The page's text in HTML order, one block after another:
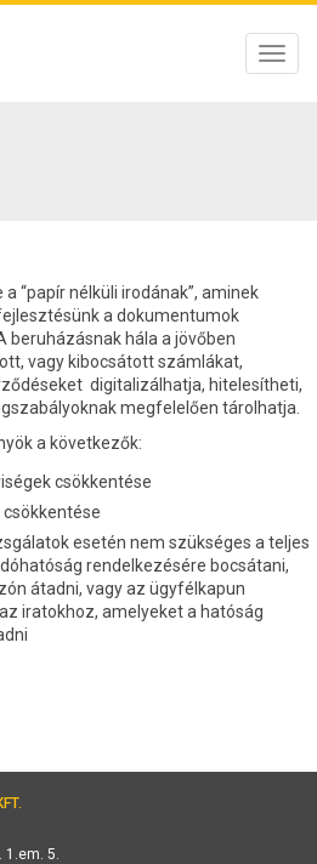
“papír nélküli irodának”, aminek
a dokumentumok
beruházásnak hála a jövőben
vagy kibocsátott számlákat,
digitalizálhatja, hitelesítheti,
megfelelően tárolhatja.
a következők:
csökkentése
esetén nem szükséges a teljes
rendelkezésére bocsátani,
átadni, vagy az ügyfélkapun
iratokhoz, amelyeket a hatóság
5.